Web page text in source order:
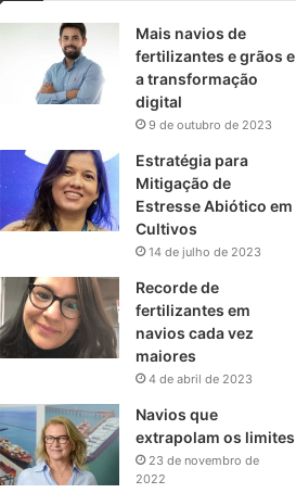
Mais navios de
fertilizantes e grãos e
a transformação
digital
9 de outubro de 2023
Estratégia para
Mitigação de
Estresse Abiótico em
Cultivos
14 de julho de 2023
Recorde de
fertilizantes em
navios cada vez
maiores
4 de abril de 2023
Navios que
extrapolam os limites
23 de novembro de
2022